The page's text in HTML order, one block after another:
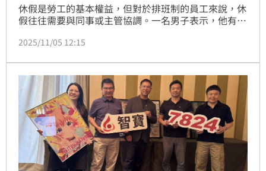
休假是勞工的基本權益，但對於排班制的員工來說，休
假往往需要與同事或主管協調。一名男子表示，他有位
事都會直接請假，不顧其他同事是否方便，讓他感嘆：
立刻引發網友熱議。
2025/11/05 12:15